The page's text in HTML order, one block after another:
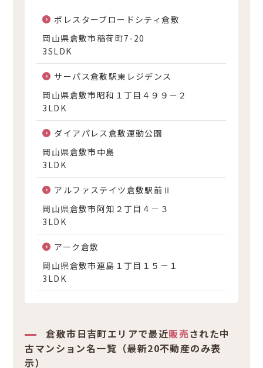
ポレスターブロードシティ倉敷
岡山県倉敷市稲荷町7-20
3SLDK
サーパス倉敷駅東レジデンス
岡山県倉敷市昭和１丁目４９９－２
3LDK
ダイアパレス倉敷運動公園
岡山県倉敷市中島
3LDK
アルファステイツ倉敷駅前Ⅱ
岡山県倉敷市阿知２丁目４－３
3LDK
アーク倉敷
岡山県倉敷市連島１丁目１５－１
3LDK
倉敷市日吉町エリアで最近販売された中
古マンション名一覧（最新20不動産のみ表
示）